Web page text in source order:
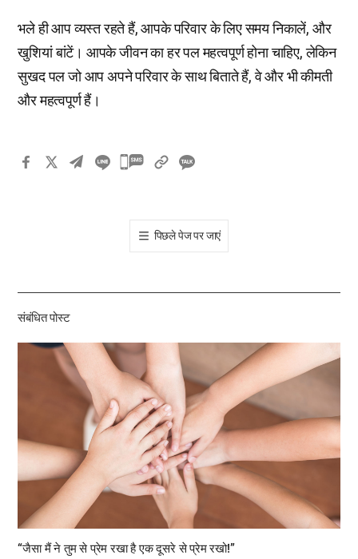
भले ही आप व्यस्त रहते हैं, आपके परिवार के लिए समय निकालें, और
खुशियां बांटें। आपके जीवन का हर पल महत्वपूर्ण होना चाहिए, लेकिन
सुखद पल जो आप अपने परिवार के साथ बिताते हैं, वे और भी कीमती
और महत्वपूर्ण हैं।
카
톡
공
기
पिछले पेज पर जाएं
संबंधित पोस्ट
“जैसा मैं ने तुम से प्रेम रखा है एक दूसरे से प्रेम रखो!”